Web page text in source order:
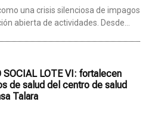
una crisis silenciosa de impagos
abierta de actividades. Desde...
SOCIAL LOTE VI: fortalecen
de salud del centro de salud
Talara